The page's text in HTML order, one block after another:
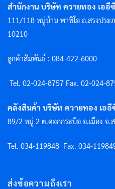
สำนักงาน บริษัท ควายทอง เออี
111/118 หมู่บ้าน พาทิโอ ถ.สรงประ
10210
ลูกค้าสัมพันธ์ : 084-422-6000
Tel. 02-024-8757 Fax. 02-024-
คลังสินค้า บริษัท ควายทอง เออี
89/2 หมู่ 2 ต.คอกกระบือ อ.เมือง จ.
Tel. 034-119848 Fax. 034-
ส่งข้อความถึงเรา